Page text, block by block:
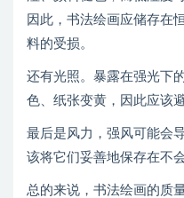
因此，书法绘画应储存在
料的受损。
还有光照。暴露在强光下
色、纸张变黄，因此应该
最后是风力，强风可能会
该将它们妥善地保存在不
总的来说，书法绘画的质